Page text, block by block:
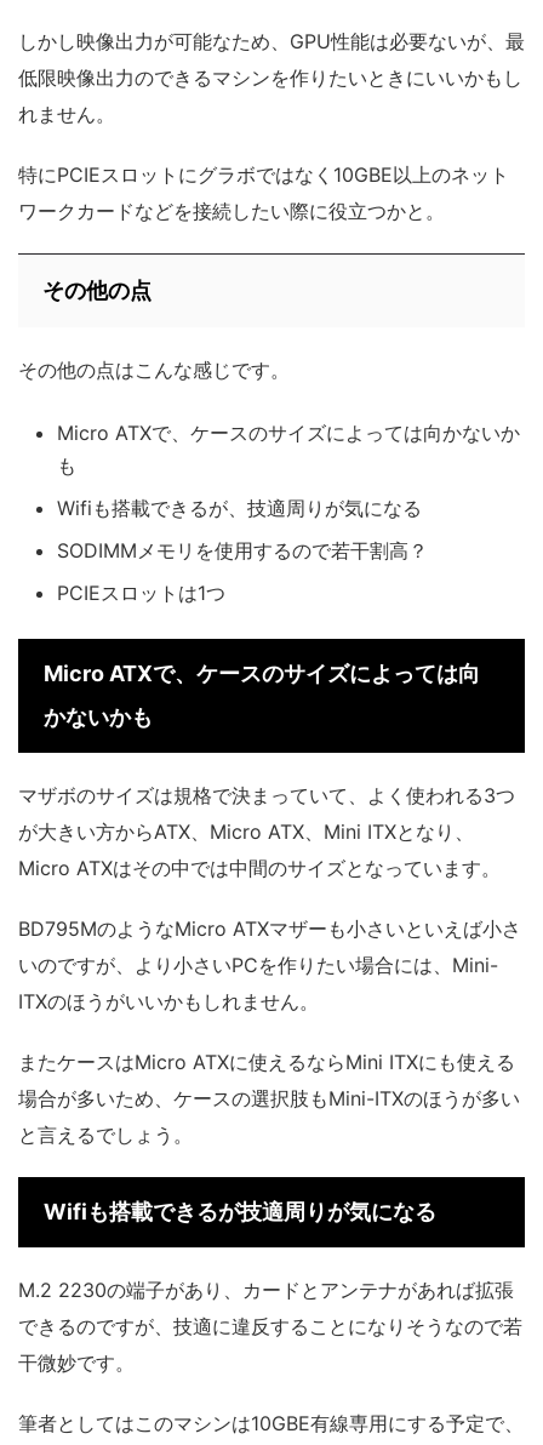
しかし映像出力が可能なため、GPU性能は必要ないが、最
低限映像出力のできるマシンを作りたいときにいいかもし
れません。
特にPCIEスロットにグラボではなく10GBE以上のネット
ワークカードなどを接続したい際に役立つかと。
その他の点
その他の点はこんな感じです。
Micro ATXで、ケースのサイズによっては向かないか
も
Wifiも搭載できるが、技適周りが気になる
SODIMMメモリを使用するので若干割高？
PCIEスロットは1つ
Micro ATXで、ケースのサイズによっては向
かないかも
マザボのサイズは規格で決まっていて、よく使われる3つ
が大きい方からATX、Micro ATX、Mini ITXとなり、
Micro ATXはその中では中間のサイズとなっています。
BD795MのようなMicro ATXマザーも小さいといえば小さ
いのですが、より小さいPCを作りたい場合には、Mini-
ITXのほうがいいかもしれません。
またケースはMicro ATXに使えるならMini ITXにも使える
場合が多いため、ケースの選択肢もMini-ITXのほうが多い
と言えるでしょう。
Wifiも搭載できるが技適周りが気になる
M.2 2230の端子があり、カードとアンテナがあれば拡張
できるのですが、技適に違反することになりそうなので若
干微妙です。
筆者としてはこのマシンは10GBE有線専用にする予定で、